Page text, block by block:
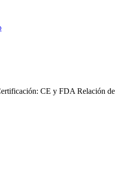
CE y FDA Relación de